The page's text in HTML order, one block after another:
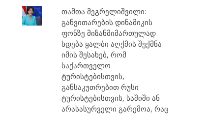
თამთა მეგრელიშვილი:
განვითარების დინამიკის
ფონზე მიზანმიმართულად
ხდება ყალბი აღქმის შექმნა
იმის შესახებ, რომ
საქართველო
ტურისტებისთვის,
განსაკუთრებით რუსი
ტურისტებისთვის, საშიში ან
არასასურველი გარემოა, რაც